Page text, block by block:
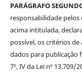
PARÁGRAFO
responsabilidade
acima intitulada,
possível, os critérios
dados para publicação
7º, IV da Lei nº 13.709/